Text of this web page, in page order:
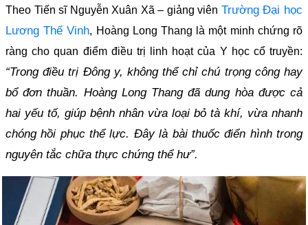
Theo Tiến sĩ Nguyễn Xuân Xã – giảng viên Trường Đại học
Lương Thế Vinh, Hoàng Long Thang là một minh chứng rõ
ràng cho quan điểm điều trị linh hoạt của Y học cổ truyền:
“Trong điều trị Đông y, không thể chỉ chú trọng công hay
bổ đơn thuần. Hoàng Long Thang đã dung hòa được cả
hai yếu tố, giúp bệnh nhân vừa loại bỏ tà khí, vừa nhanh
chóng hồi phục thể lực. Đây là bài thuốc điển hình trong
nguyên tắc chữa thực chứng thể hư”.